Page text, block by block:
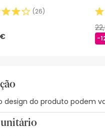
(26)
-
design do produto podem